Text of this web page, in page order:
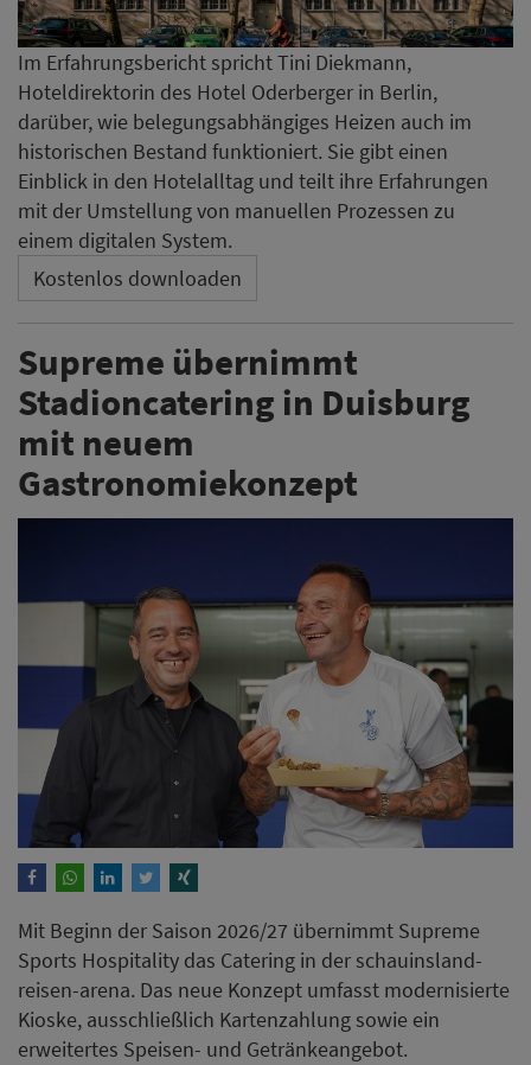
Im Erfahrungsbericht spricht Tini Diekmann,
Hoteldirektorin des Hotel Oderberger in Berlin,
darüber, wie belegungsabhängiges Heizen auch im
historischen Bestand funktioniert. Sie gibt einen
Einblick in den Hotelalltag und teilt ihre Erfahrungen
mit der Umstellung von manuellen Prozessen zu
einem digitalen System.
Kostenlos downloaden
Supreme übernimmt
Stadioncatering in Duisburg
mit neuem
Gastronomiekonzept
Mit Beginn der Saison 2026/27 übernimmt Supreme
Sports Hospitality das Catering in der schauinsland-
reisen-arena. Das neue Konzept umfasst modernisierte
Kioske, ausschließlich Kartenzahlung sowie ein
erweitertes Speisen- und Getränkeangebot.